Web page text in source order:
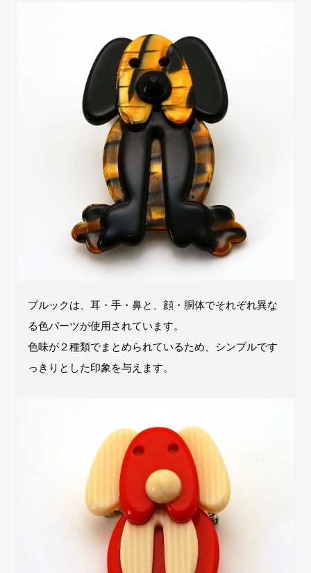
プルックは、耳・手・鼻と、顔・胴体でそれぞれ異な
る色パーツが使用されています。
色味が２種類でまとめられているため、シンプルです
っきりとした印象を与えます。